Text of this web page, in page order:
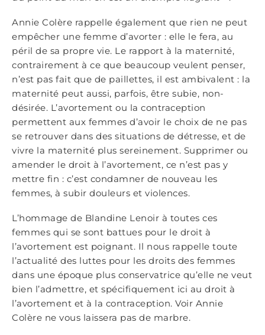
Annie Colère rappelle également que rien ne peut
empêcher une femme d’avorter : elle le fera, au
péril de sa propre vie. Le rapport à la maternité,
contrairement à ce que beaucoup veulent penser,
n’est pas fait que de paillettes, il est ambivalent : la
maternité peut aussi, parfois, être subie, non-
désirée. L’avortement ou la contraception
permettent aux femmes d’avoir le choix de ne pas
se retrouver dans des situations de détresse, et de
vivre la maternité plus sereinement. Supprimer ou
amender le droit à l’avortement, ce n’est pas y
mettre fin : c’est condamner de nouveau les
femmes, à subir douleurs et violences.
L’hommage de Blandine Lenoir à toutes ces
femmes qui se sont battues pour le droit à
l’avortement est poignant. Il nous rappelle toute
l’actualité des luttes pour les droits des femmes
dans une époque plus conservatrice qu’elle ne veut
bien l’admettre, et spécifiquement ici au droit à
l’avortement et à la contraception. Voir Annie
Colère ne vous laissera pas de marbre.